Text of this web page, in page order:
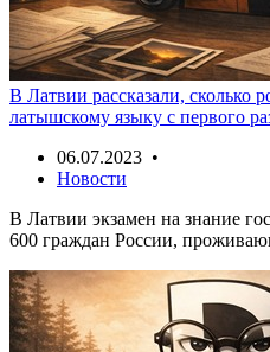
В Латвии рассказали, сколько
латышскому языку с первого
06.07.2023 •
Новости
В Латвии экзамен на знание
600 граждан России,